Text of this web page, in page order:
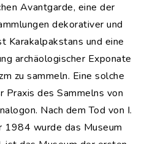
Avantgarde, eine der
dekorativer und
Karakalpakstans und eine
archäologischer Exponate
zu sammeln. Eine solche
Praxis des Sammelns von
Nach dem Tod von I.
1984 wurde das Museum